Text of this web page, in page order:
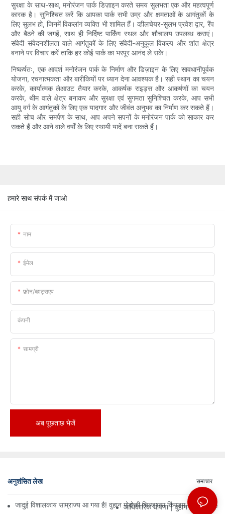
सुरक्षा के साथ-साथ, मनोरंजन पार्क डिज़ाइन करते समय सुलभता एक और महत्वपूर्ण
कारक है। सुनिश्चित करें कि आपका पार्क सभी उम्र और क्षमताओं के आगंतुकों के
लिए सुलभ हो, जिनमें विकलांग व्यक्ति भी शामिल हैं। व्हीलचेयर-सुलभ प्रवेश द्वार, रैंप
और बैठने की जगहें, साथ ही निर्दिष्ट पार्किंग स्थल और शौचालय उपलब्ध कराएं।
संवेदी संवेदनशीलता वाले आगंतुकों के लिए संवेदी-अनुकूल विकल्प और शांत क्षेत्र
बनाने पर विचार करें ताकि हर कोई पार्क का भरपूर आनंद ले सके।
निष्कर्षतः, एक आदर्श मनोरंजन पार्क के निर्माण और डिज़ाइन के लिए सावधानीपूर्वक
योजना, रचनात्मकता और बारीकियों पर ध्यान देना आवश्यक है। सही स्थान का चयन
करके, कार्यात्मक लेआउट तैयार करके, आकर्षक राइड्स और आकर्षणों का चयन
करके, थीम वाले क्षेत्र बनाकर और सुरक्षा एवं सुगमता सुनिश्चित करके, आप सभी
आयु वर्ग के आगंतुकों के लिए एक यादगार और जीवंत अनुभव का निर्माण कर सकते हैं।
सही सोच और समर्पण के साथ, आप अपने सपनों के मनोरंजन पार्क को साकार कर
सकते हैं और आने वाले वर्षों के लिए स्थायी यादें बना सकते हैं।
हमारे साथ संपर्क में जाओ
नाम
ईमेल
फ़ोन/व्हाट्सएप
कंपनी
सामग्री
अब पूछताछ भेजें
अनुशंसित लेख समाचार
जादुई विशालकाय साम्राज्य आ गया है! वुहान मोदोकी चिल्ड्रन्स किंगडम में तीन
आधिकारिक घोषणा | वुहान मोदोकी